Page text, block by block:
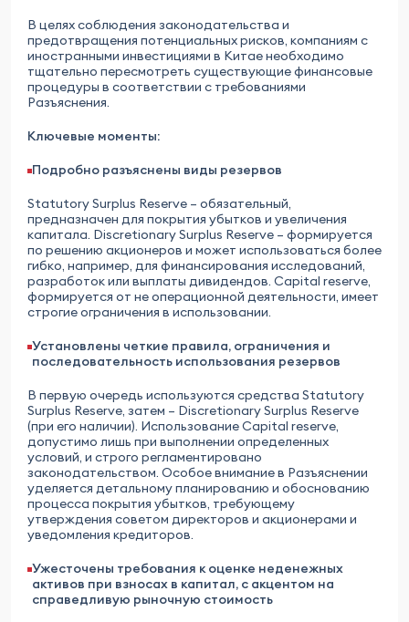
В целях соблюдения законодательства и
предотвращения потенциальных рисков, компаниям с
иностранными инвестициями в Китае необходимо
тщательно пересмотреть существующие финансовые
процедуры в соответствии с требованиями
Разъяснения.
Ключевые моменты:
Подробно разъяснены виды резервов
Statutory Surplus Reserve – обязательный,
предназначен для покрытия убытков и увеличения
капитала. Discretionary Surplus Reserve – формируется
по решению акционеров и может использоваться более
гибко, например, для финансирования исследований,
разработок или выплаты дивидендов. Capital reserve,
формируется от не операционной деятельности, имеет
строгие ограничения в использовании.
Установлены четкие правила, ограничения и
последовательность использования резервов
В первую очередь используются средства Statutory
Surplus Reserve, затем – Discretionary Surplus Reserve
(при его наличии). Использование Capital reserve,
допустимо лишь при выполнении определенных
условий, и строго регламентировано
законодательством. Особое внимание в Разъяснении
уделяется детальному планированию и обоснованию
процесса покрытия убытков, требующему
утверждения советом директоров и акционерами и
уведомления кредиторов.
Ужесточены требования к оценке неденежных
активов при взносах в капитал, с акцентом на
справедливую рыночную стоимость